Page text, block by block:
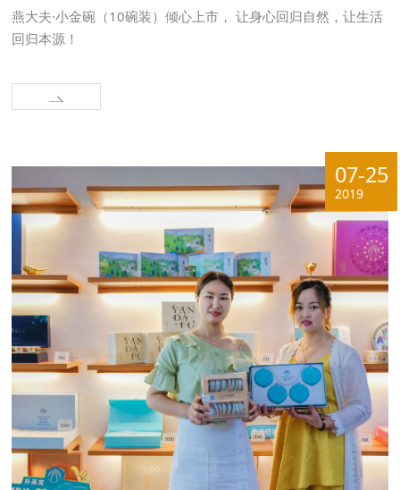
燕大夫·小金碗（10碗装）倾心上市， 让身心回归自然，让生活
回归本源！
07-25
2019